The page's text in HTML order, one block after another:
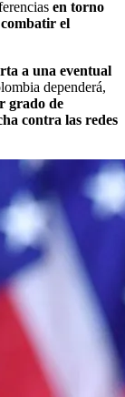
en torno
el
a una eventual
dependerá,
grado de
contra las redes